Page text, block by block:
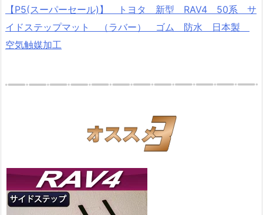
【P5(スーパーセール)】 トヨタ 新型 RAV4 50系 サ
イドステップマット （ラバー） ゴム 防水 日本製
空気触媒加工